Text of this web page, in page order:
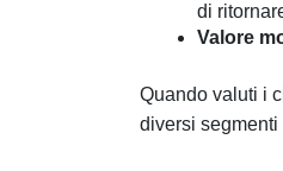
di
Valore
Quando valuti i
diversi